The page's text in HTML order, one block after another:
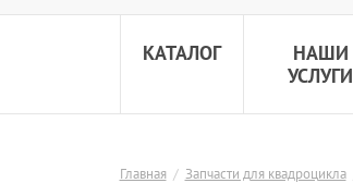
КАТАЛОГ
НАШИ
УСЛУГИ
Главная / Запчасти для квадроцикла